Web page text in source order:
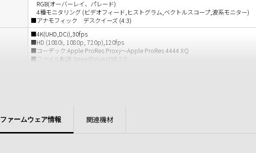
RGB(オーバーレイ、パレード)
4種モニタリング (ビデオフィード,ヒストグラム,ベクトルスコープ,波系モニター)
■アナモフィック デスクイーズ (4:3)
■4K(UHD,DCi),30fps
■HD (1080i, 1080p, 720p),120fps
■コーデック:Apple ProRes Proxy～Apple ProRes 4444 XQ
■ファイル転送:SpeedDrive USB 3.0
■PsF to P
■4K 入出力スケーリング
ファームウェア情報 関連機材